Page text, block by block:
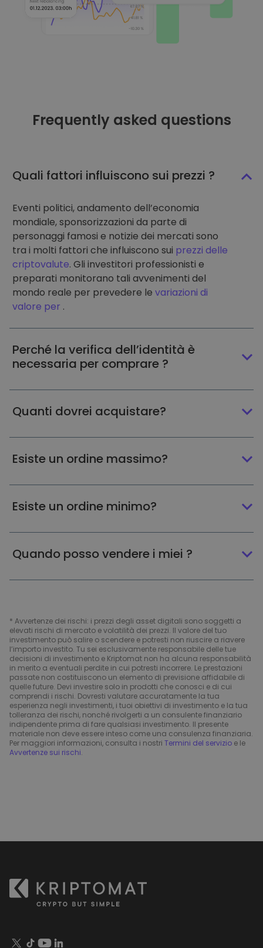
Frequently asked questions
Quali fattori influiscono sui prezzi ?
Eventi politici, andamento dell’economia
mondiale, sponsorizzazioni da parte di
personaggi famosi e notizie dei mercati sono
tra i molti fattori che influiscono sui prezzi delle
criptovalute. Gli investitori professionisti e
preparati monitorano tali avvenimenti del
mondo reale per prevedere le variazioni di
valore per .
Perché la verifica dell’identità è
necessaria per comprare ?
Quanti dovrei acquistare?
Esiste un ordine massimo?
Esiste un ordine minimo?
Quando posso vendere i miei ?
* Avvertenze dei rischi: i prezzi degli asset digitali sono soggetti a
elevati rischi di mercato e volatilità dei prezzi. Il valore del tuo
investimento può salire o scendere e potresti non riuscire a riavere
l’importo investito. Tu sei esclusivamente responsabile delle tue
decisioni di investimento e Kriptomat non ha alcuna responsabilità
in merito a eventuali perdite in cui potresti incorrere. Le prestazioni
passate non costituiscono un elemento di previsione affidabile di
quelle future. Devi investire solo in prodotti che conosci e di cui
comprendi i rischi. Dovresti valutare accuratamente la tua
esperienza negli investimenti, i tuoi obiettivi di investimento e la tua
tolleranza dei rischi, nonché rivolgerti a un consulente finanziario
indipendente prima di fare qualsiasi investimento. Il presente
materiale non deve essere inteso come una consulenza finanziaria.
Per maggiori informazioni, consulta i nostri Termini del servizio e le
Avvertenze sui rischi.